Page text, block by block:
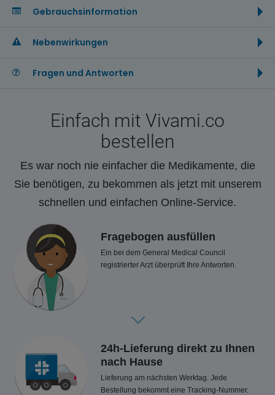
Gebrauchsinformation
Nebenwirkungen
Fragen und Antworten
Einfach mit Vivami.co
bestellen
Es war noch nie einfacher die Medikamente, die
Sie benötigen, zu bekommen als jetzt mit unserem
schnellen und einfachen Online-Service.
Fragebogen ausfüllen
Ein bei dem General Medical Council
registrierter Arzt überprüft Ihre Antworten.
24h-Lieferung direkt zu Ihnen
nach Hause
Lieferung am nächsten Werktag. Jede
Bestellung bekommt eine Tracking-Nummer.